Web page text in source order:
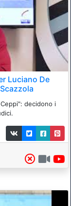
Luciano De
decidono i